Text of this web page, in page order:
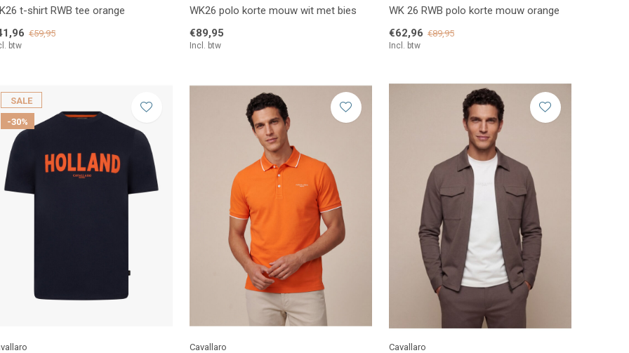
t-shirt RWB tee orange
€59,95
btw
WK26 polo korte mouw wit met bies
€89,95
Incl. btw
WK 26 RWB polo korte mouw orange
€62,96 €89,95
Incl. btw
SALE
-30%
Cavallaro Cavallaro